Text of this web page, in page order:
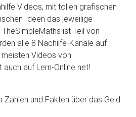
Videos, mit tollen grafischen
Ideen das jeweilige
ist Teil von
alle 8 Nachilfe-Kanäle auf
Videos von
auf Lern-Online.net!
Zahlen und Fakten über das Geld